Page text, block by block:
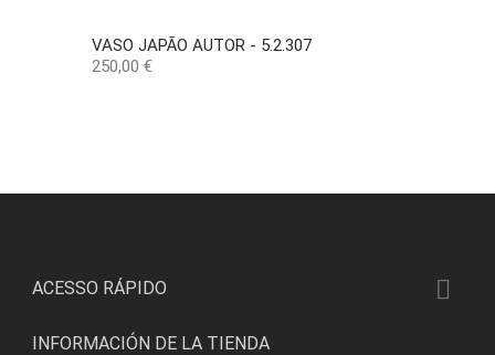
VASO JAPÃO AUTOR - 5.2.307
Precio
250,00 €
ACESSO RÁPIDO 
INFORMACIÓN DE LA TIENDA